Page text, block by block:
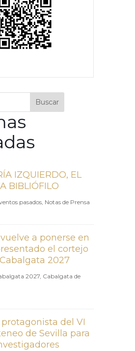
Buscar
IZQUIERDO, EL
BIBLIÓFILO
pasados, Notas de Prensa
a ponerse en
el cortejo
2027
2027, Cabalgata de
protagonista del VI
de Sevilla para